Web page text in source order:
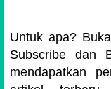
Untuk apa?
Subscribe dan
mendapatkan